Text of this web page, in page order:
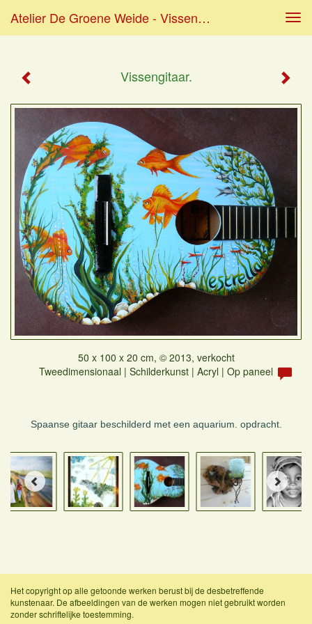
Atelier De Groene Weide - Vissengitaar.
Vissengitaar.
50 x 100 x 20 cm, © 2013, verkocht
Tweedimensionaal | Schilderkunst | Acryl | Op paneel
Spaanse gitaar beschilderd met een aquarium. opdracht.
Het copyright op alle getoonde werken berust bij de desbetreffende
kunstenaar. De afbeeldingen van de werken mogen niet gebruikt worden
zonder schriftelijke toestemming.